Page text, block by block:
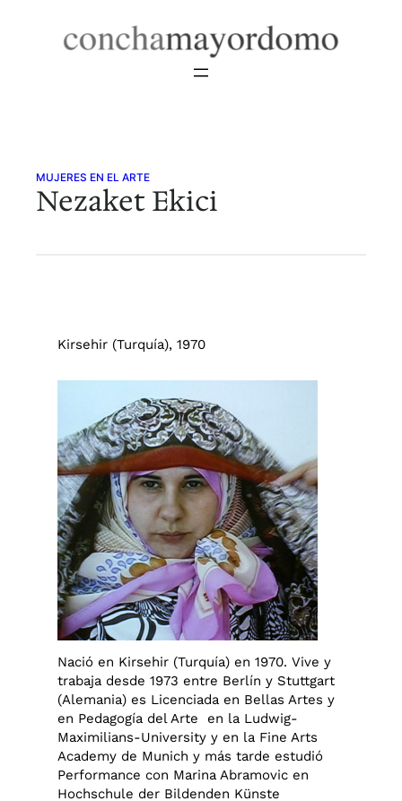
MUJERES EN EL ARTE
Nezaket Ekici
Kirsehir (Turquía), 1970
Nació en Kirsehir (Turquía) en 1970. Vive y
trabaja desde 1973 entre Berlín y Stuttgart
(Alemania) es Licenciada en Bellas Artes y
en Pedagogía del Arte en la Ludwig-
Maximilians-University y en la Fine Arts
Academy de Munich y más tarde estudió
Performance con Marina Abramovic en
Hochschule der Bildenden Künste